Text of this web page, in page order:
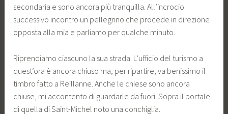
secondaria e sono ancora più tranquilla. All’incrocio
successivo incontro un pellegrino che procede in direzione
opposta alla mia e parliamo per qualche minuto.
Riprendiamo ciascuno la sua strada. L’ufficio del turismo a
quest’ora è ancora chiuso ma, per ripartire, va benissimo il
timbro fatto a Reillanne. Anche le chiese sono ancora
chiuse, mi accontento di guardarle da fuori. Sopra il portale
di quella di Saint-Michel noto una conchiglia.